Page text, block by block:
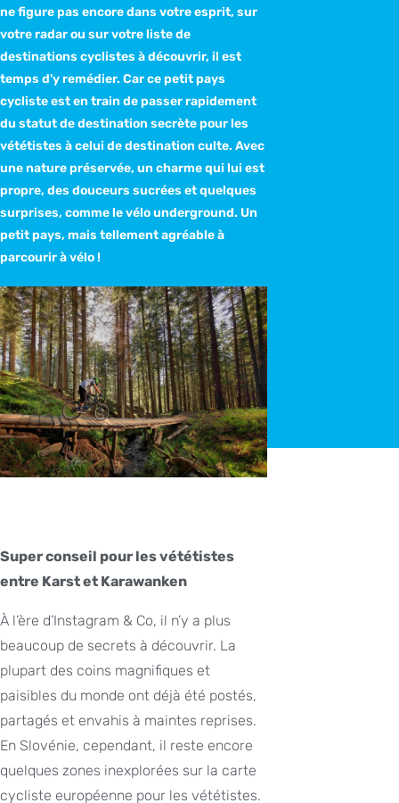
ne figure pas encore dans votre esprit, sur
votre radar ou sur votre liste de
destinations cyclistes à découvrir, il est
temps d'y remédier. Car ce petit pays
cycliste est en train de passer rapidement
du statut de destination secrète pour les
vététistes à celui de destination culte. Avec
une nature préservée, un charme qui lui est
propre, des douceurs sucrées et quelques
surprises, comme le vélo underground. Un
petit pays, mais tellement agréable à
parcourir à vélo !
Super conseil pour les vététistes
entre Karst et Karawanken
À l’ère d’Instagram & Co, il n’y a plus
beaucoup de secrets à découvrir. La
plupart des coins magnifiques et
paisibles du monde ont déjà été postés,
partagés et envahis à maintes reprises.
En Slovénie, cependant, il reste encore
quelques zones inexplorées sur la carte
cycliste européenne pour les vététistes.